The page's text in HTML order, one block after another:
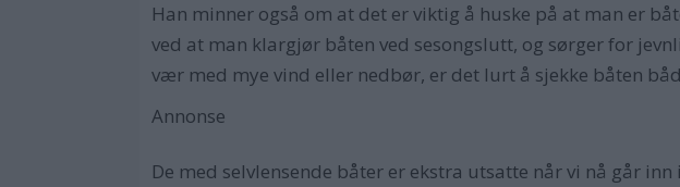
Han minner også om at det er viktig å huske på at man er
ved at man klargjør båten ved sesongslutt, og sørger for
vær med mye vind eller nedbør, er det lurt å sjekke båten
Annonse
De med selvlensende båter er ekstra utsatte når vi nå går